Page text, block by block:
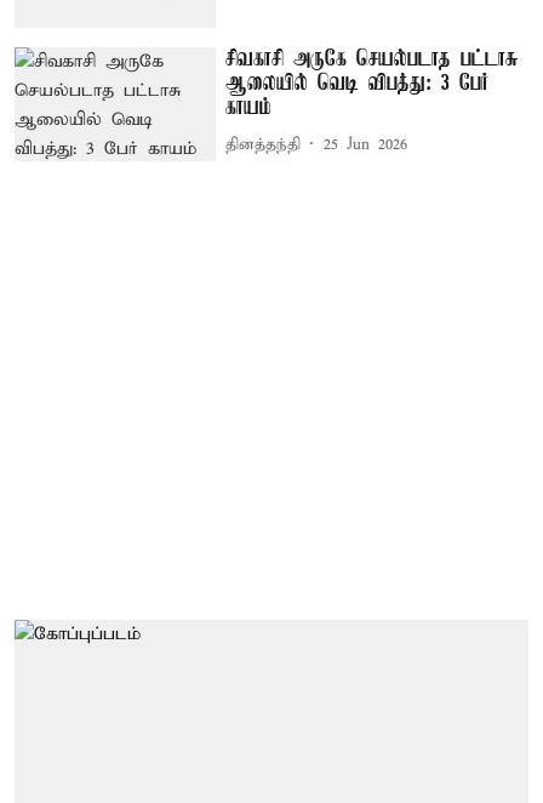
சிவகாசி அருகே செயல்படாத பட்டாசு
ஆலையில் வெடி விபத்து: 3 பேர்
காயம்
தினத்தந்தி 25 Jun 2026